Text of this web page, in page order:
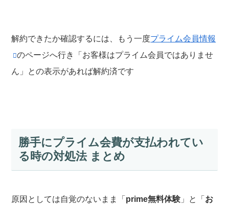
解約できたか確認するには、もう一度プライム会員情報
のページへ行き「お客様はプライム会員ではありませ
ん」との表示があれば解約済です
勝手にプライム会費が支払われてい
る時の対処法 まとめ
原因としては自覚のないまま「 prime無料体験 」と「 お